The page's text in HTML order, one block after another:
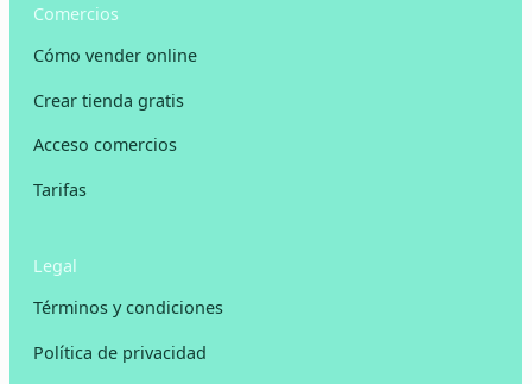
Comercios
Cómo vender online
Crear tienda gratis
Acceso comercios
Tarifas
Legal
Términos y condiciones
Política de privacidad